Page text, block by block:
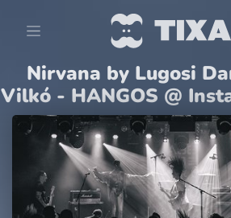
Nirvana by Lugosi
Vilkó - HANGOS @